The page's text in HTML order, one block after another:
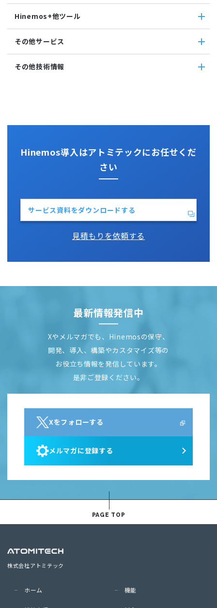
Windowsイベント監視
サービス・ポート監視
リソース監視
プロセス監視
メンテナンス
通知
アカウント
カレンダ
Hinemosエージェント
Hinemosクライアント
Hinemosマネージャ
Hinemos+他ツール
google apps
teams
slack
その他サービス
CloudGate UNO
その他技術情報
Hinemos導入はアトミテックにお任せくだ
さい
サービス資料をダウンロードする
見積もりを依頼する
最新情報発信中
Xやメルマガでも、Hinemosの保守、
開発、導入、構築やカスタマイズ等の
お役立ち情報を発信しています。
是非ご登録ください。
Xをフォローする
メルマガに登録する
PAGE TOP
株式会社アトミテック
ホーム 機能